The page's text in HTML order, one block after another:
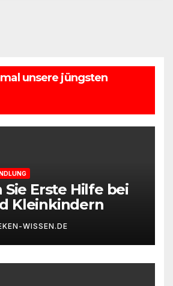
unsere jüngsten
Sie Erste Hilfe bei
Kleinkindern
WISSEN.DE